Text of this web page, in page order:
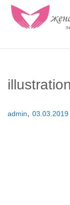
admin, 03.03.2019